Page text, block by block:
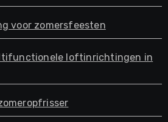
voor zomersfeesten
loftinrichtingen in